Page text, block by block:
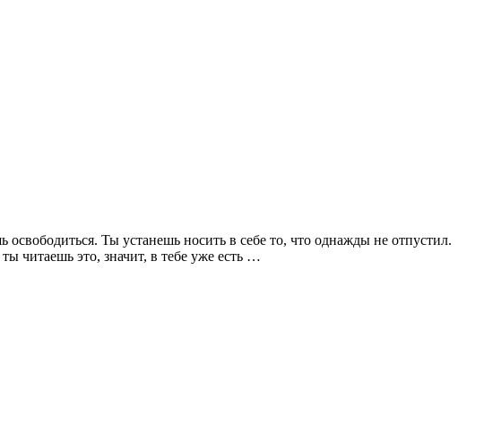
Ты устанешь носить в себе то, что однажды не отпустил.
читаешь это, значит, в тебе уже есть …